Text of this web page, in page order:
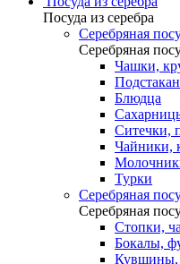
Посуда из серебра
Серебряная
Серебряная
Чашки,
Блюдца
Ситечки,
Чайники,
Турки
Серебряная
Серебряная
Стопки,
Бокалы,
Кувшины,